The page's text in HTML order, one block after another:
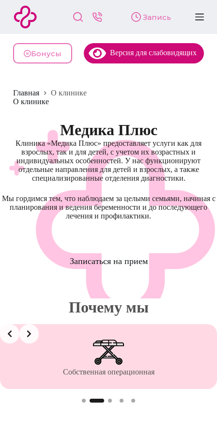
й
и
и
Запись
Бонусы Версия для слабовидящих
Главная
О клинике
О клинике
Медика Плюс
Клиника «Медика Плюс» предоставляет услуги как для
взрослых, так и для детей, с учетом их возрастных и
индивидуальных особенностей. У нас функционируют
отдельные направления для детей и взрослых, а также
специализированные отделения диагностики.
Мы гордимся тем, что наблюдаем за целыми семьями, начиная с
планирования и ведения беременности и до последующего
лечения и профилактики.
Записаться на прием
Почему мы
Собственная операционная
Slide 2 of 5